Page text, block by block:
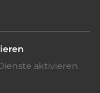
aktivieren